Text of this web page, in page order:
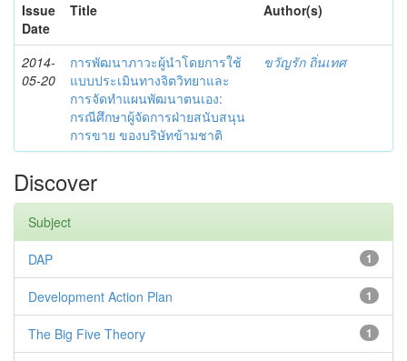
Issue
Date
Title Author(s)
2014-
05-20
การพัฒนาภาวะผู้นำโดยการใช้
แบบประเมินทางจิตวิทยาและ
การจัดทำแผนพัฒนาตนเอง:
กรณีศึกษาผู้จัดการฝ่ายสนับสนุน
การขาย ของบริษัทข้ามชาติ
ขวัญรัก ถิ่นเทศ
Discover
Subject
1
DAP
1
Development Action Plan
1
The Big Five Theory